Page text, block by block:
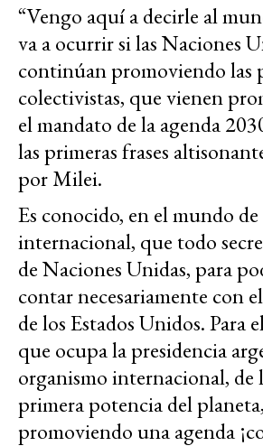
“Vengo aquí a decirle al
va a ocurrir si las Naciones
continúan promoviendo las
colectivistas, que vienen
el mandato de la agenda
las primeras frases
por Milei.
Es conocido, en el mundo
internacional, que todo
de Naciones Unidas, para
contar necesariamente con
de los Estados Unidos. Para
que ocupa la presidencia
organismo internacional, de
primera potencia del
promoviendo una agenda